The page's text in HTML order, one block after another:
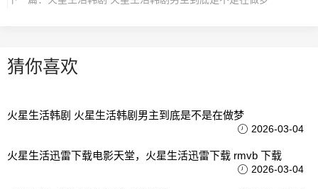
猜你喜欢
火星生活韩剧 火星生活韩剧男主到底是不是在做梦
2026-03-04
火星生活迅雷下载电影天堂，火星生活迅雷下载 rmvb 下载
2026-03-04